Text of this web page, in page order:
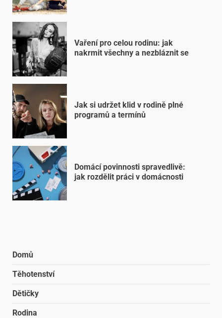
Vaření pro celou rodinu: jak
nakrmit všechny a nezbláznit se
Jak si udržet klid v rodině plné
programů a termínů
Domácí povinnosti spravedlivě:
jak rozdělit práci v domácnosti
Domů
Těhotenství
Dětičky
Rodina